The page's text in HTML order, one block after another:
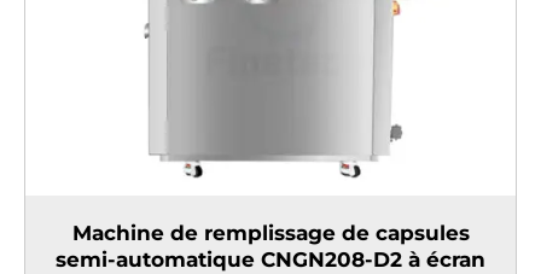
Machine de remplissage de capsules
semi-automatique CNGN208-D2 à écran